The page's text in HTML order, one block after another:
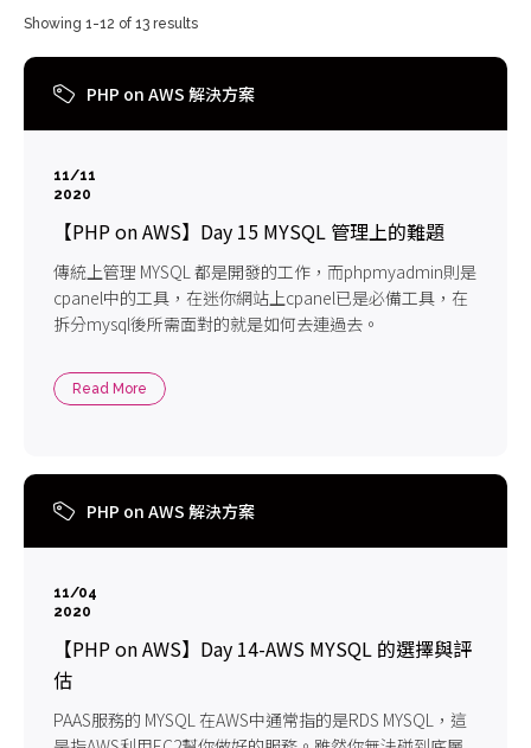
Showing 1-12 of 13 results
PHP on AWS 解決方案
11/11
2020
【PHP on AWS】Day 15 MYSQL 管理上的難題
傳統上管理 MYSQL 都是開發的工作，而phpmyadmin則是
cpanel中的工具，在迷你網站上cpanel已是必備工具，在
拆分mysql後所需面對的就是如何去連過去。
Read More
PHP on AWS 解決方案
11/04
2020
【PHP on AWS】Day 14-AWS MYSQL 的選擇與評
估
PAAS服務的 MYSQL 在AWS中通常指的是RDS MYSQL，這